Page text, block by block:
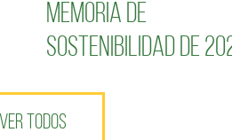
Memoria de
Sostenibilidad de
VER TODOS